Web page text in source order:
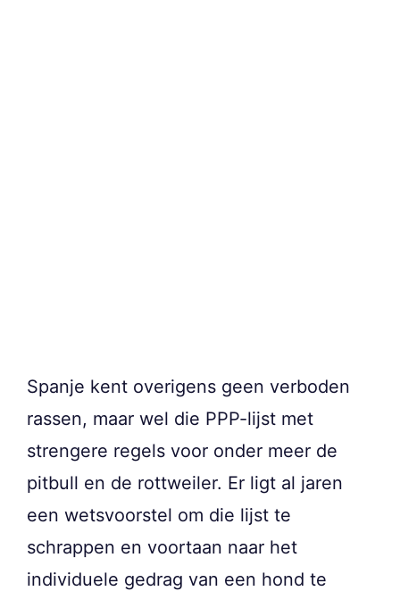
Spanje kent overigens geen verboden
rassen, maar wel die PPP-lijst met
strengere regels voor onder meer de
pitbull en de rottweiler. Er ligt al jaren
een wetsvoorstel om die lijst te
schrappen en voortaan naar het
individuele gedrag van een hond te